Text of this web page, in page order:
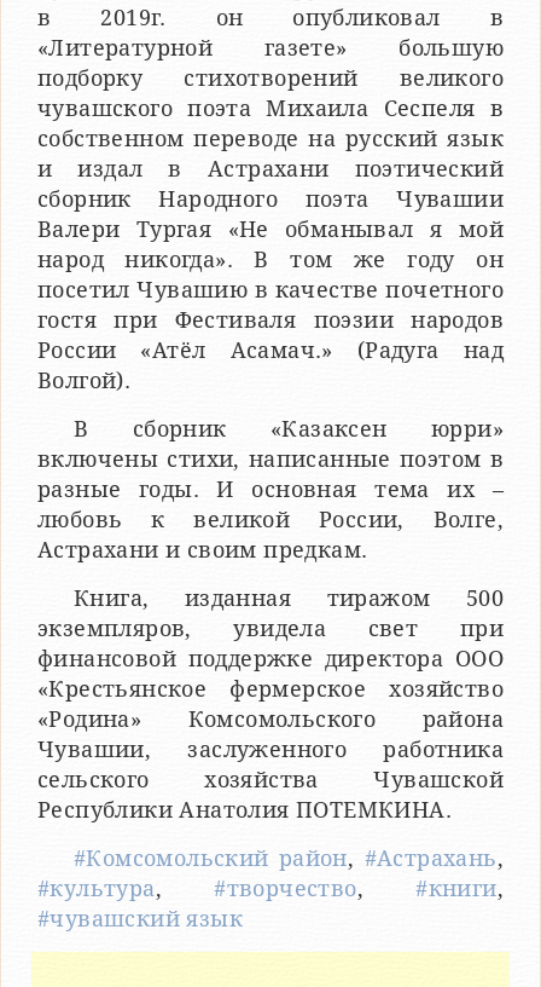
в 2019г. он опубликовал в
«Литературной газете» большую
подборку стихотворений великого
чувашского поэта Михаила Сеспеля в
собственном переводе на русский язык
и издал в Астрахани поэтический
сборник Народного поэта Чувашии
Валери Тургая «Не обманывал я мой
народ никогда». В том же году он
посетил Чувашию в качестве почетного
гостя при Фестиваля поэзии народов
России «Атёл Асамач.» (Радуга над
Волгой).
В сборник «Казаксен юрри»
включены стихи, написанные поэтом в
разные годы. И основная тема их –
любовь к великой России, Волге,
Астрахани и своим предкам.
Книга, изданная тиражом 500
экземпляров, увидела свет при
финансовой поддержке директора ООО
«Крестьянское фермерское хозяйство
«Родина» Комсомольского района
Чувашии, заслуженного работника
сельского хозяйства Чувашской
Республики Анатолия ПОТЕМКИНА.
#Комсомольский район, #Астрахань,
#культура,#творчество,#книги,
#чувашский язык